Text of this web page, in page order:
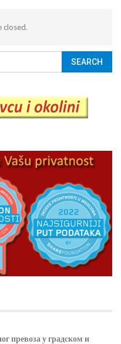
closed.
превоза у градском и